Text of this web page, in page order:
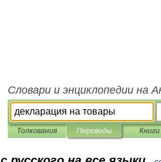
Словари и энциклопедии на
Толкования Переводы Книги